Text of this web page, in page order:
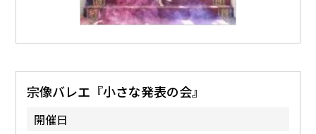
宗像バレエ『小さな発表の会』
開催日